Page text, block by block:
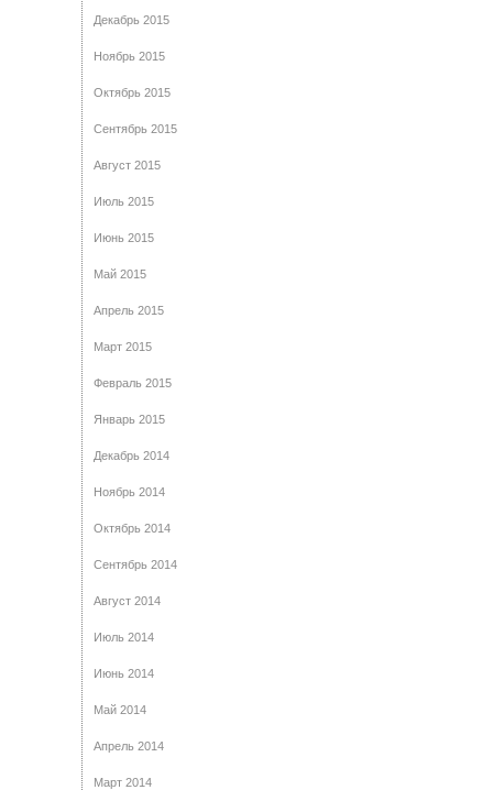
Декабрь 2015
Ноябрь 2015
Октябрь 2015
Сентябрь 2015
Август 2015
Июль 2015
Июнь 2015
Май 2015
Апрель 2015
Март 2015
Февраль 2015
Январь 2015
Декабрь 2014
Ноябрь 2014
Октябрь 2014
Сентябрь 2014
Август 2014
Июль 2014
Июнь 2014
Май 2014
Апрель 2014
Март 2014